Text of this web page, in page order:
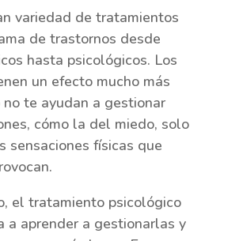
variedad de tratamientos
de trastornos desde
hasta psicológicos. Los
un efecto mucho más
no te ayudan a gestionar
cómo la del miedo, solo
sensaciones físicas que
el tratamiento psicológico
a aprender a gestionarlas y